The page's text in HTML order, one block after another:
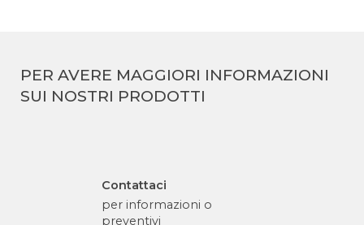
PER AVERE MAGGIORI INFORMAZIONI
SUI NOSTRI PRODOTTI
Contattaci
per informazioni o
preventivi